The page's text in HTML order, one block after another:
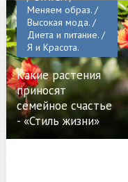
Меняем образ. /
Высокая мода. /
Диета и питание. /
Я и Красота.
Какие растения
приносят
семейное счастье
- «Стиль жизни»